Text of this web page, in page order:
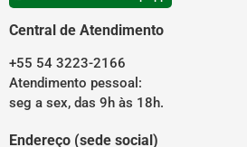
Central de Atendimento
+55 54 3223-2166
Atendimento pessoal:
seg a sex, das 9h às 18h.
Endereço (sede social)